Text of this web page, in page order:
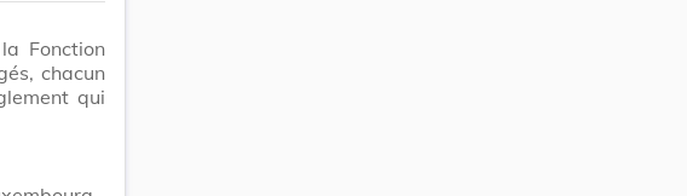
Fonction
chacun
qui